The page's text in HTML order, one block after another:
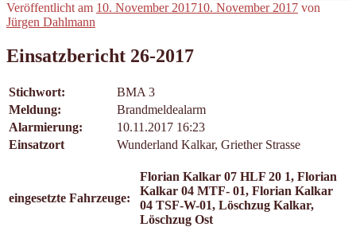
Veröffentlicht am 10. November 201710. November 2017 von
Jürgen Dahlmann
Einsatzbericht 26-2017
Stichwort:
BMA 3
Meldung:
Brandmeldealarm
Alarmierung:
10.11.2017 16:23
Einsatzort
Wunderland Kalkar, Griether Strasse
eingesetzte Fahrzeuge:
Florian Kalkar 07 HLF 20 1, Florian
Kalkar 04 MTF- 01, Florian Kalkar
04 TSF-W-01, Löschzug Kalkar,
Löschzug Ost